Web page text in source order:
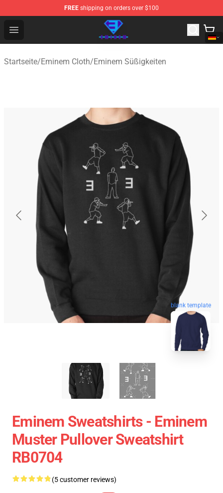
FREE shipping on orders over $100
Open menu
Eminem Store - Official Eminem Merchandise Shop
Startseite/Eminem Cloth/Eminem Süßigkeiten
blank template
Eminem Sweatshirts - Eminem
Muster Pullover Sweatshirt
RB0704
(5 customer reviews)